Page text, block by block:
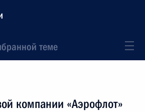
теме
компании «Аэрофлот»